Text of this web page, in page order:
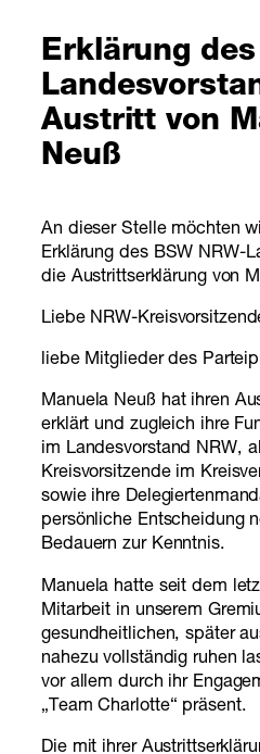
Erklärung des
Austritt von
Neuß
An dieser Stelle möchten
Erklärung des BSW NRW-
die Austrittserklärung von
Liebe NRW-
liebe Mitglieder des
Manuela Neuß hat ihren
erklärt und zugleich ihre
im Landesvorstand NRW,
Kreisvorsitzende im
sowie ihre
persönliche Entscheidung
Bedauern zur Kenntnis.
Manuela hatte seit dem
Mitarbeit in unserem
gesundheitlichen, später
nahezu vollständig ruhen
vor allem durch ihr
„Team Charlotte“ präsent.
Die mit ihrer